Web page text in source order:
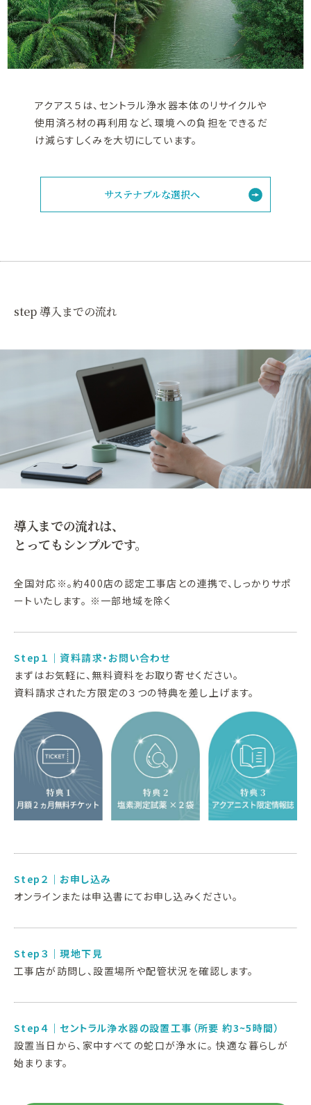
アクアス５は、セントラル浄水器本体のリサイクルや
使用済ろ材の再利用など、環境への負担をできるだ
け減らすしくみを大切にしています。
サステナブルな選択へ
step 導入までの流れ
導入までの流れは、
とってもシンプルです。
全国対応※。約400店の認定工事店との連携で、しっかりサポ
ートいたします。 ※一部地域を除く
Step１｜資料請求・お問い合わせ
まずはお気軽に、無料資料をお取り寄せください。
資料請求された方限定の３つの特典を差し上げます。
Step２｜お申し込み
オンラインまたは申込書にてお申し込みください。
Step３｜現地下見
工事店が訪問し、設置場所や配管状況を確認します。
Step４｜セントラル浄水器の設置工事（所要 約3~5時間）
設置当日から、家中すべての蛇口が浄水に。 快適な暮らしが
始まります。